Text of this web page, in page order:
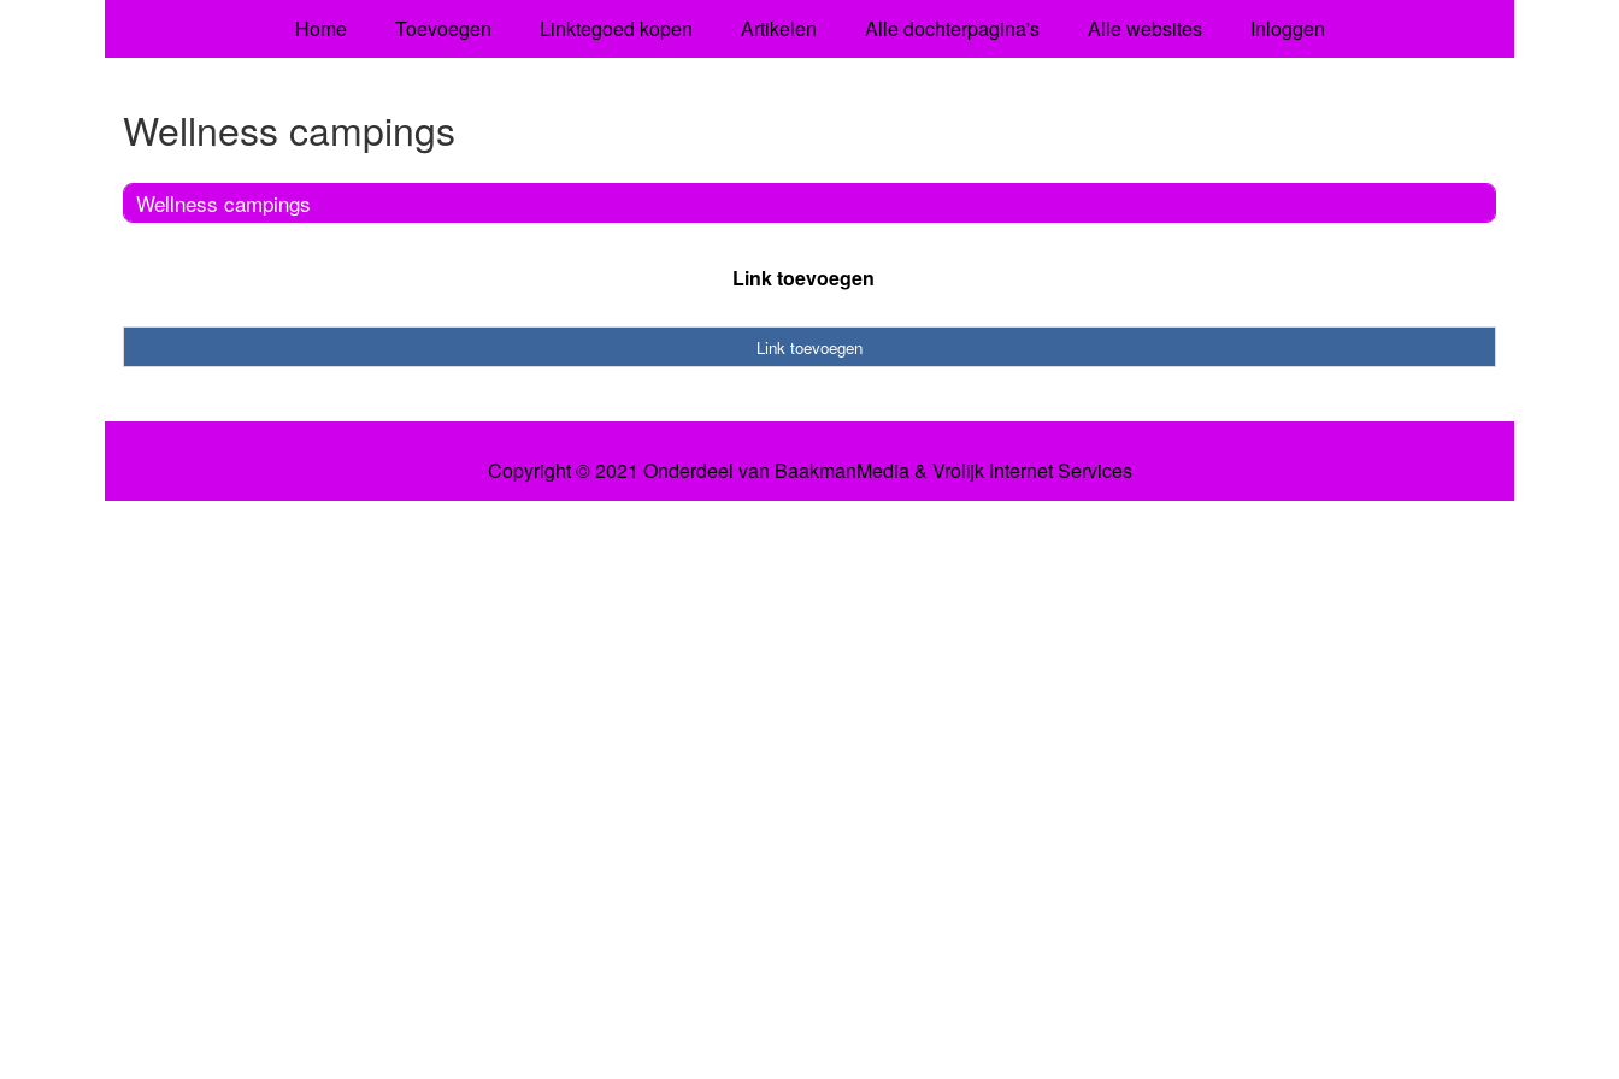
Home Toevoegen Linktegoed kopen Artikelen Alle dochterpagina's Alle websites Inloggen
Wellness campings
Wellness campings
Link toevoegen
Link toevoegen
Copyright © 2021 Onderdeel van BaakmanMedia& Vrolijk Internet Services